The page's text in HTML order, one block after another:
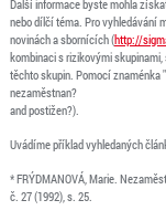
Další informace byste mohla
nebo dílčí téma. Pro vyhledávání
novinách a sbornících (http://
kombinaci s rizikovými
těchto skupin. Pomocí znaménka
nezaměstnan?
and postižen?).
Uvádíme příklad vyhledaných
* FRÝDMANOVÁ, Marie.
č. 27 (1992), s. 25.